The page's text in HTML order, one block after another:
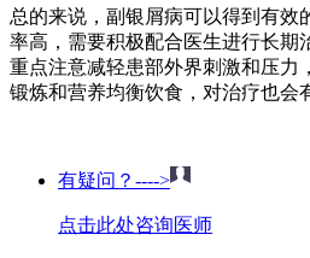
总的来说，副银屑病可以得到有效
率高，需要积极配合医生进行长期
重点注意减轻患部外界刺激和压力
锻炼和营养均衡饮食，对治疗也会
有疑问？---->
点击此处咨询医师